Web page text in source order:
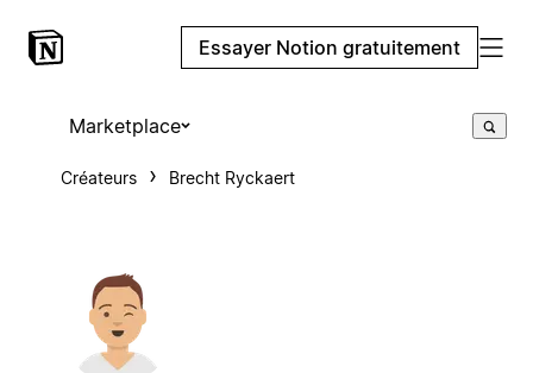
Essayer Notion gratuitement
Marketplace
Créateurs Brecht Ryckaert